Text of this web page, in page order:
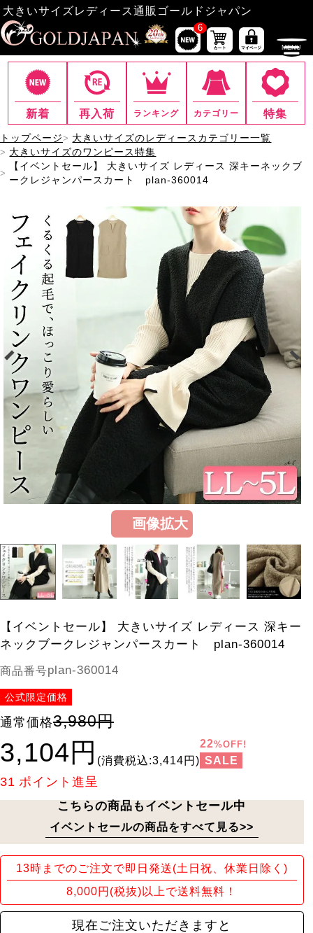
大きいサイズレディース通販ゴールドジャパン
6
新着 再入荷 ランキング カテゴリー 特集
トップページ
大きいサイズのレディースカテゴリー一覧
大きいサイズのワンピース特集
【イベントセール】 大きいサイズ レディース 深キーネックブ
ークレジャンパースカート plan-360014
【イベントセール】 大きいサイズ レディース 深キー
ネックブークレジャンパースカート plan-360014
商品番号plan-360014
公式限定価格
通常価格3,980円
3,104円 (消費税込:3,414円)
22%OFF!
SALE
31 ポイント進呈
こちらの商品もイベントセール中
イベントセールの商品をすべて見る>>
13時までのご注文で即日発送(土日祝、休業日除く)
8,000円(税抜)以上で送料無料！
現在ご注文いただきますと
画像拡大